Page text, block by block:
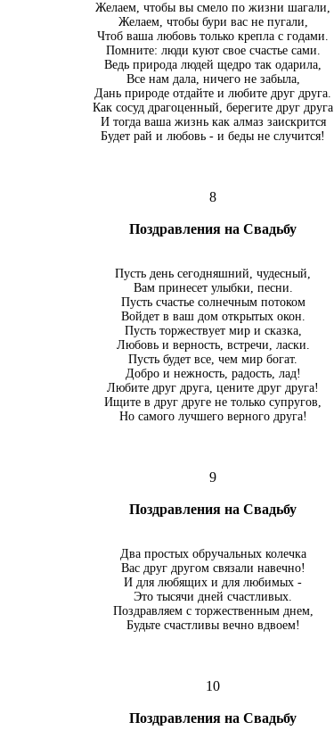
Желаем, чтобы вы смело по жизни шагали,
Желаем, чтобы бури вас не пугали,
Чтоб ваша любовь только крепла с годами.
Помните: люди куют свое счастье сами.
Ведь природа людей щедро так одарила,
Все нам дала, ничего не забыла,
Дань природе отдайте и любите друг друга.
Как сосуд драгоценный, берегите друг друга
И тогда ваша жизнь как алмаз заискрится
Будет рай и любовь - и беды не случится!
8
Поздравления на Свадьбу
Пусть день сегодняшний, чудесный,
Вам принесет улыбки, песни.
Пусть счастье солнечным потоком
Войдет в ваш дом открытых окон.
Пусть торжествует мир и сказка,
Любовь и верность, встречи, ласки.
Пусть будет все, чем мир богат.
Добро и нежность, радость, лад!
Любите друг друга, цените друг друга!
Ищите в друг друге не только супругов,
Но самого лучшего верного друга!
9
Поздравления на Свадьбу
Два простых обручальных колечка
Вас друг другом связали навечно!
И для любящих и для любимых -
Это тысячи дней счастливых.
Поздравляем с торжественным днем,
Будьте счастливы вечно вдвоем!
10
Поздравления на Свадьбу